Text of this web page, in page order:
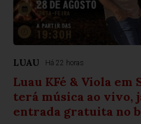
LUAU Há 22 horas
Luau KFé & Viola em
terá música ao vivo,
entrada gratuita no